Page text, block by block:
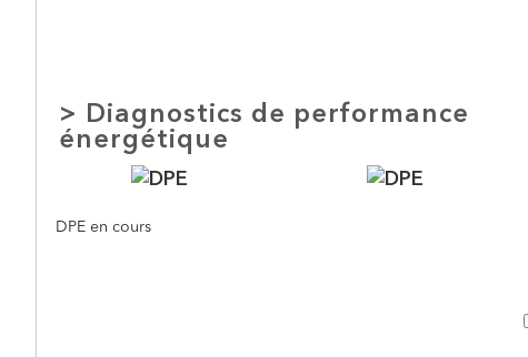
> Diagnostics de performance
énergétique
DPE en cours